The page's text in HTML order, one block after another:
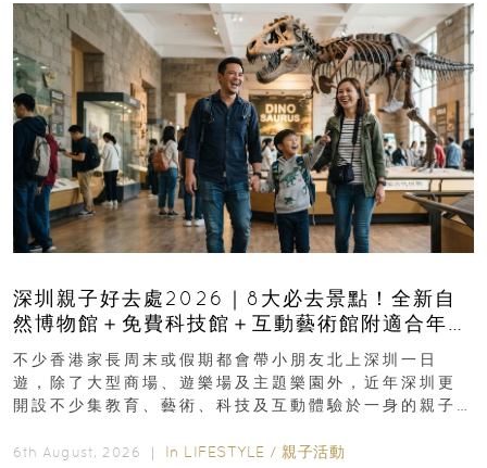
深圳親子好去處2026｜8大必去景點！全新自
然博物館＋免費科技館＋互動藝術館附適合年
齡、交通、門票、開放時間
不少香港家長周末或假期都會帶小朋友北上深圳一日
遊，除了大型商場、遊樂場及主題樂園外，近年深圳更
開設不少集教育、藝術、科技及互動體驗於一身的親子
6th August, 2026 ｜ In LIFESTYLE / 親子活動